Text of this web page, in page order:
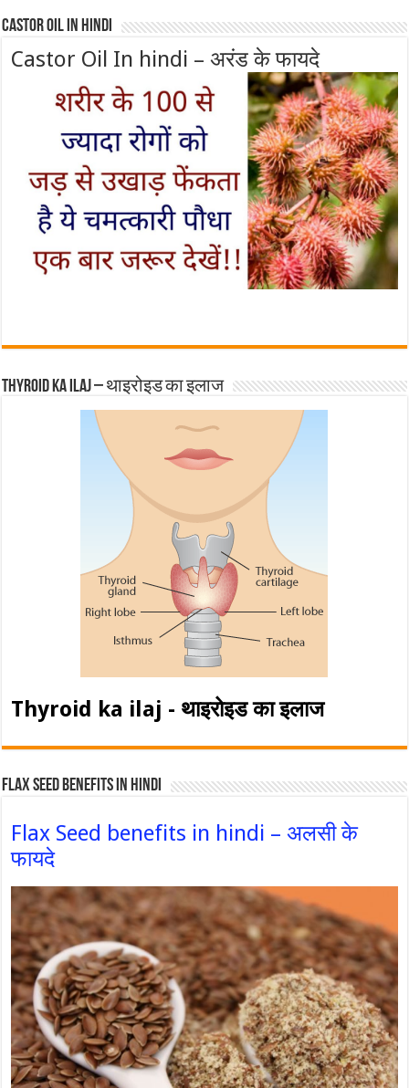
Castor Oil In Hindi
Castor Oil In hindi – अरंड के फायदे
Thyroid ka ilaj – थाइरोइड का इलाज
Thyroid ka ilaj - थाइरोइड का इलाज
Flax Seed Benefits in hindi
Flax Seed benefits in hindi – अलसी के
फायदे